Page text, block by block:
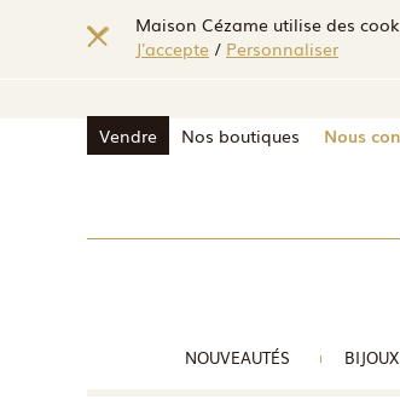
Maison Cézame utilise des
J'accepte / Personnaliser
Vendre Nos boutiques Nous
NOUVEAUTÉS BIJOUX